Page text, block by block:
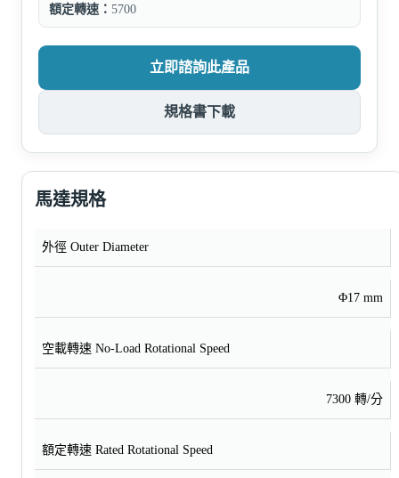
額定轉速： 5700
立即諮詢此產品
規格書下載
馬達規格
外徑 Outer Diameter
Φ17 mm
空載轉速 No-Load Rotational Speed
7300 轉/分
額定轉速 Rated Rotational Speed